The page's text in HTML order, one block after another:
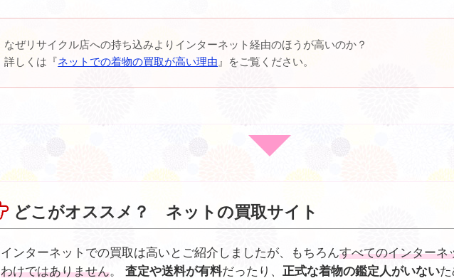
なぜリサイクル店への持ち込みよりインターネット経由のほうが高いのか？
詳しくは『ネットでの着物の買取が高い理由 』をご覧ください。
どこがオススメ？ ネットの買取サイト
インターネットでの買取は高いとご紹介しましたが、もちろんすべてのインターネ
わけではありません。 査定や送料が有料だったり、 正式な着物の鑑定人がいない